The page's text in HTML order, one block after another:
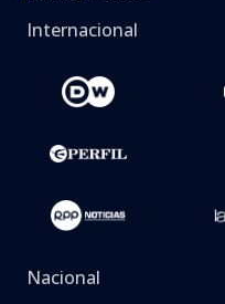
Internacional
Nacional